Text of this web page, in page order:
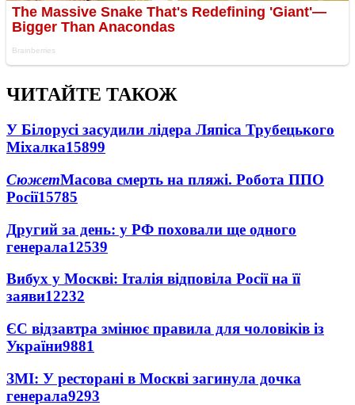
ЧИТАЙТЕ ТАКОЖ
У Білорусі засудили лідера Ляпіса Трубецького
Міхалка15899
СюжетМасова смерть на пляжі. Робота ППО
Росії15785
Другий за день: у РФ поховали ще одного
генерала12539
Вибух у Москві: Італія відповіла Росії на її
заяви12232
ЄС відзавтра змінює правила для чоловіків із
України9881
ЗМІ: У ресторані в Москві загинула дочка
генерала9293